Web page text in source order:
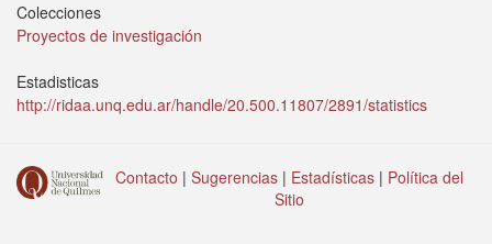
Colecciones
Proyectos de investigación
Estadisticas
http://ridaa.unq.edu.ar/handle/20.500.11807/2891/statistics
Contacto | Sugerencias | Estadísticas | Política del
Sitio